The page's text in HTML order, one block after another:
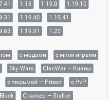
1.18 1.19.0
1.19.10
1.19.40
1.19.41
1.19.81 1.20
с модами
с мини играми
Sky Wars
ClanWar — Кланы
с тюрьмой — Prison
с PvP
Сталкер — Stalker